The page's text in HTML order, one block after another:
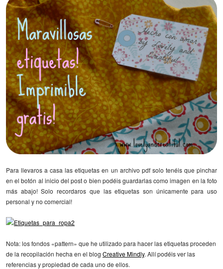
Para llevaros a casa las etiquetas en un archivo pdf solo tenéis que pinchar
en el botón al inicio del post o bien podéis guardarlas como imagen en la foto
más abajo! Solo recordaros que las etiquetas son únicamente para uso
personal y no comercial!
Nota: los fondos «pattern» que he utilizado para hacer las etiquetas proceden
de la recopilación hecha en el blog Creative Mindly. Allí podéis ver las
referencias y propiedad de cada uno de ellos.